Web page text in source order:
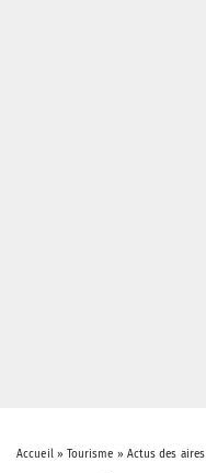
Accueil» Tourisme » Actus des aires